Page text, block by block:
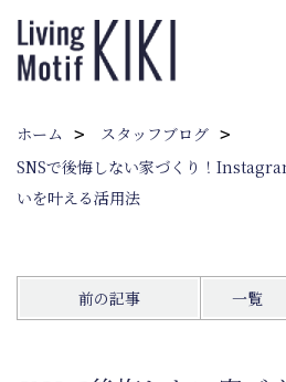
ホーム
スタッフブログ
SNSで後悔しない家づくり！
いを叶える活用法
前の記事 一覧